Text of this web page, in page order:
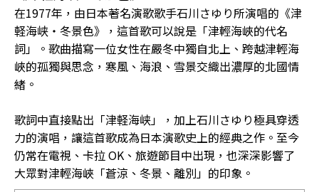
在1977年，由日本著名演歌歌手石川さゆり所演唱的《津
軽海峡・冬景色》，這首歌可以說是「津輕海峽的代名
詞」。歌曲描寫一位女性在嚴冬中獨自北上、跨越津輕海
峽的孤獨與思念，寒風、海浪、雪景交織出濃厚的北國情
緒。
歌詞中直接點出「津軽海峡」，加上石川さゆり極具穿透
力的演唱，讓這首歌成為日本演歌史上的經典之作。至今
仍常在電視、卡拉 OK、旅遊節目中出現，也深深影響了
大眾對津輕海峽「蒼涼、冬景、離別」的印象。